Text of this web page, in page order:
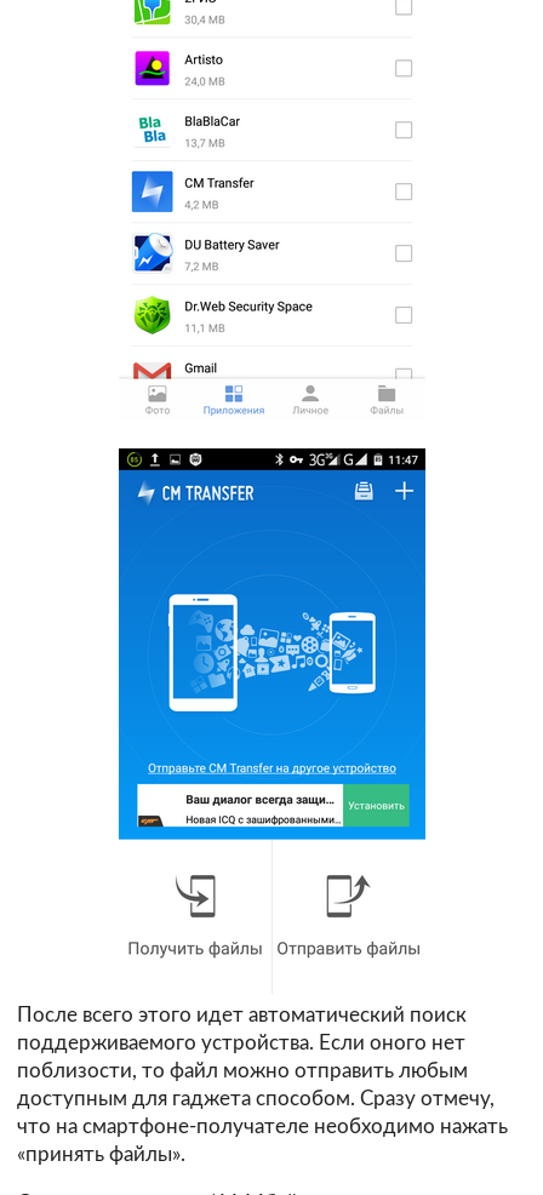
После всего этого идет автоматический поиск
поддерживаемого устройства. Если оного нет
поблизости, то файл можно отправить любым
доступным для гаджета способом. Сразу отмечу,
что на смартфоне-получателе необходимо нажать
«принять файлы».